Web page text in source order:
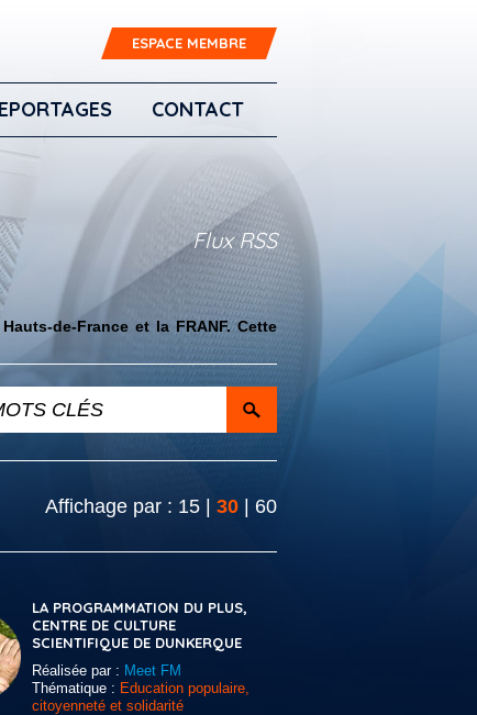
ESPACE MEMBRE
CONTACT
Flux RSS
de-France et la FRANF. Cette
Affichage par : 15 30 60
LA PROGRAMMATION DU PLUS,
CENTRE DE CULTURE
SCIENTIFIQUE DE DUNKERQUE
Réalisée par : Meet FM
Thématique : Education populaire,
citoyenneté et solidarité